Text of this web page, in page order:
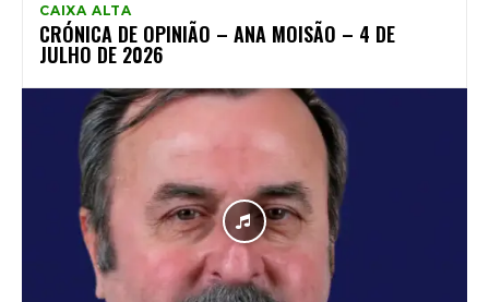
CAIXA ALTA
CRÓNICA DE OPINIÃO – ANA MOISÃO – 4 DE
JULHO DE 2026